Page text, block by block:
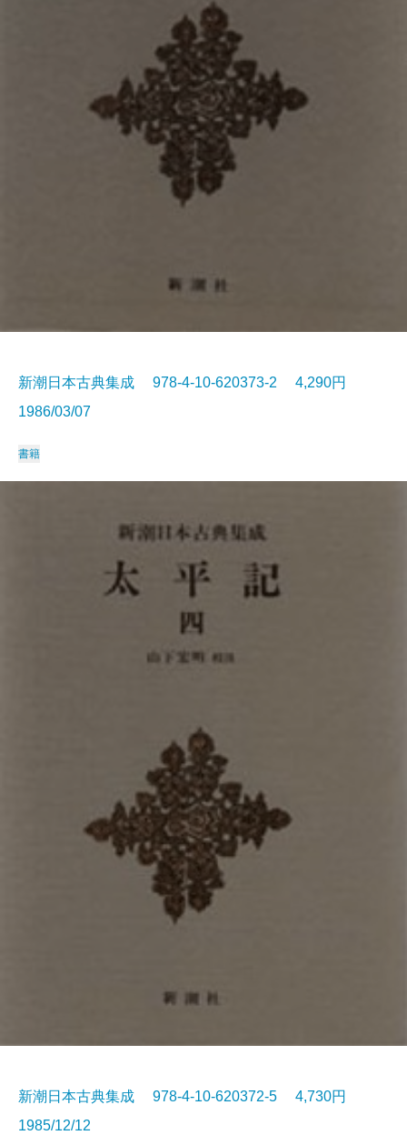
新潮日本古典集成 978-4-10-620373-2 4,290円
1986/03/07
書籍
新潮日本古典集成 978-4-10-620372-5 4,730円
1985/12/12